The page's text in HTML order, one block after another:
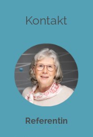
Kontakt
Referentin